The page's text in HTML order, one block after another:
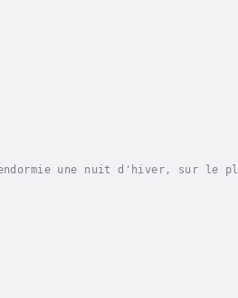
une nuit d'hiver, sur le